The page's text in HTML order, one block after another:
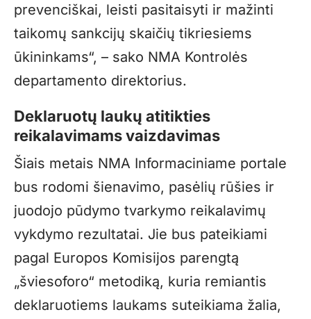
prevenciškai, leisti pasitaisyti ir mažinti
taikomų sankcijų skaičių tikriesiems
ūkininkams“, – sako NMA Kontrolės
departamento direktorius.
Deklaruotų laukų atitikties
reikalavimams vaizdavimas
Šiais metais NMA Informaciniame portale
bus rodomi šienavimo, pasėlių rūšies ir
juodojo pūdymo tvarkymo reikalavimų
vykdymo rezultatai. Jie bus pateikiami
pagal Europos Komisijos parengtą
„šviesoforo“ metodiką, kuria remiantis
deklaruotiems laukams suteikiama žalia,